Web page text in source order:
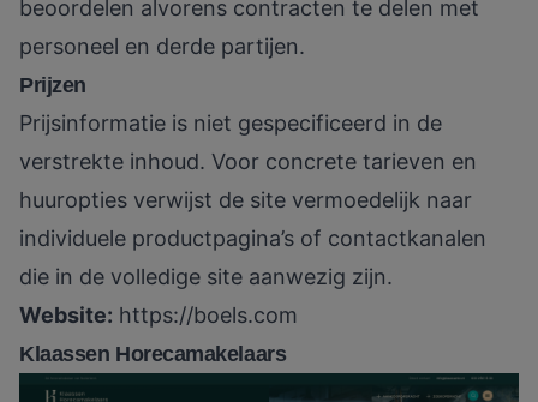
beoordelen alvorens contracten te delen met
personeel en derde partijen.
Prijzen
Prijsinformatie is niet gespecificeerd in de
verstrekte inhoud. Voor concrete tarieven en
huuropties verwijst de site vermoedelijk naar
individuele productpagina’s of contactkanalen
die in de volledige site aanwezig zijn.
Website: https://boels.com
Klaassen Horecamakelaars